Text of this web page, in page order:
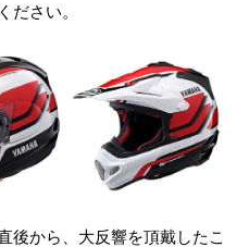
ださい。
後から、大反響を頂戴したこ